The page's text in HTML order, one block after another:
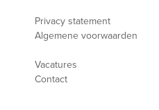
Privacy statement
Algemene voorwaarden
Vacatures
Contact